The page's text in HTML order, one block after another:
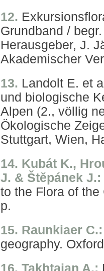
12.
Grundband /
Herausgeber, J.
Akademischer
13. Landolt E. et
und biologische
Alpen (2., völlig
Ökologische
Stuttgart, Wien,
14. Kubát K.,
J. & Štěpánek J.:
to the Flora of
p.
15. Raunkiaer
geography.
16. Takhtajan A.: